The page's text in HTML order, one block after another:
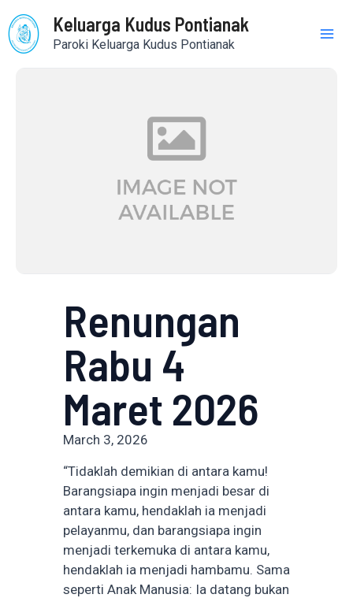
to
content
Keluarga Kudus Pontianak
Paroki Keluarga Kudus Pontianak
Renungan
Rabu 4
Maret 2026
March 3, 2026
“Tidaklah demikian di antara kamu!
Barangsiapa ingin menjadi besar di
antara kamu, hendaklah ia menjadi
pelayanmu, dan barangsiapa ingin
menjadi terkemuka di antara kamu,
hendaklah ia menjadi hambamu. Sama
seperti Anak Manusia: Ia datang bukan